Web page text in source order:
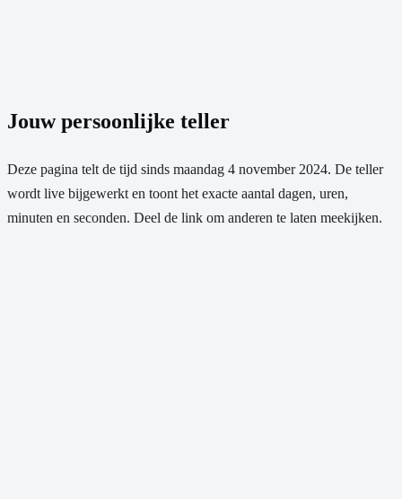
Jouw persoonlijke teller
Deze pagina telt de tijd sinds maandag 4 november 2024. De teller
wordt live bijgewerkt en toont het exacte aantal dagen, uren,
minuten en seconden. Deel de link om anderen te laten meekijken.